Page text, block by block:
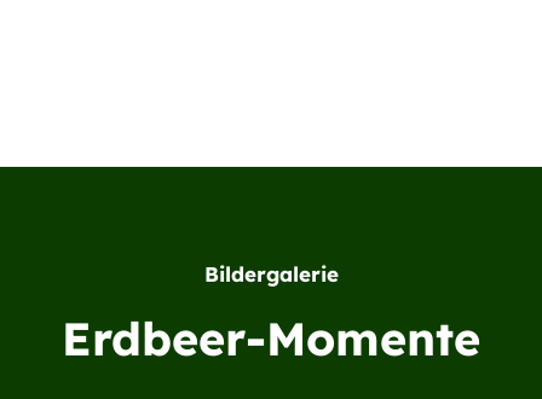
Bildergalerie
Erdbeer-Momente